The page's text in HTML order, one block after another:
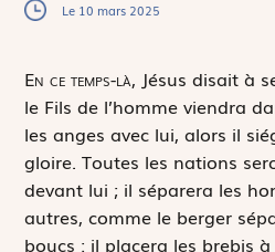
Le 10 mars 2025
En ce temps-là, Jésus disait à
le Fils de l’homme viendra
les anges avec lui, alors il
gloire. Toutes les nations
devant lui ; il séparera les
autres, comme le berger
boucs : il placera les brebis